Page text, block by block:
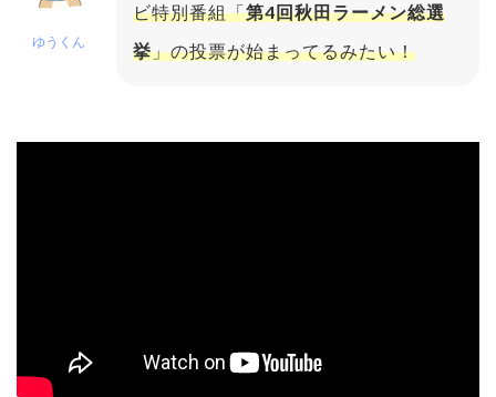
ゆうくん
ビ特別番組「第4回秋田ラーメン総選
挙」の投票が始まってるみたい！